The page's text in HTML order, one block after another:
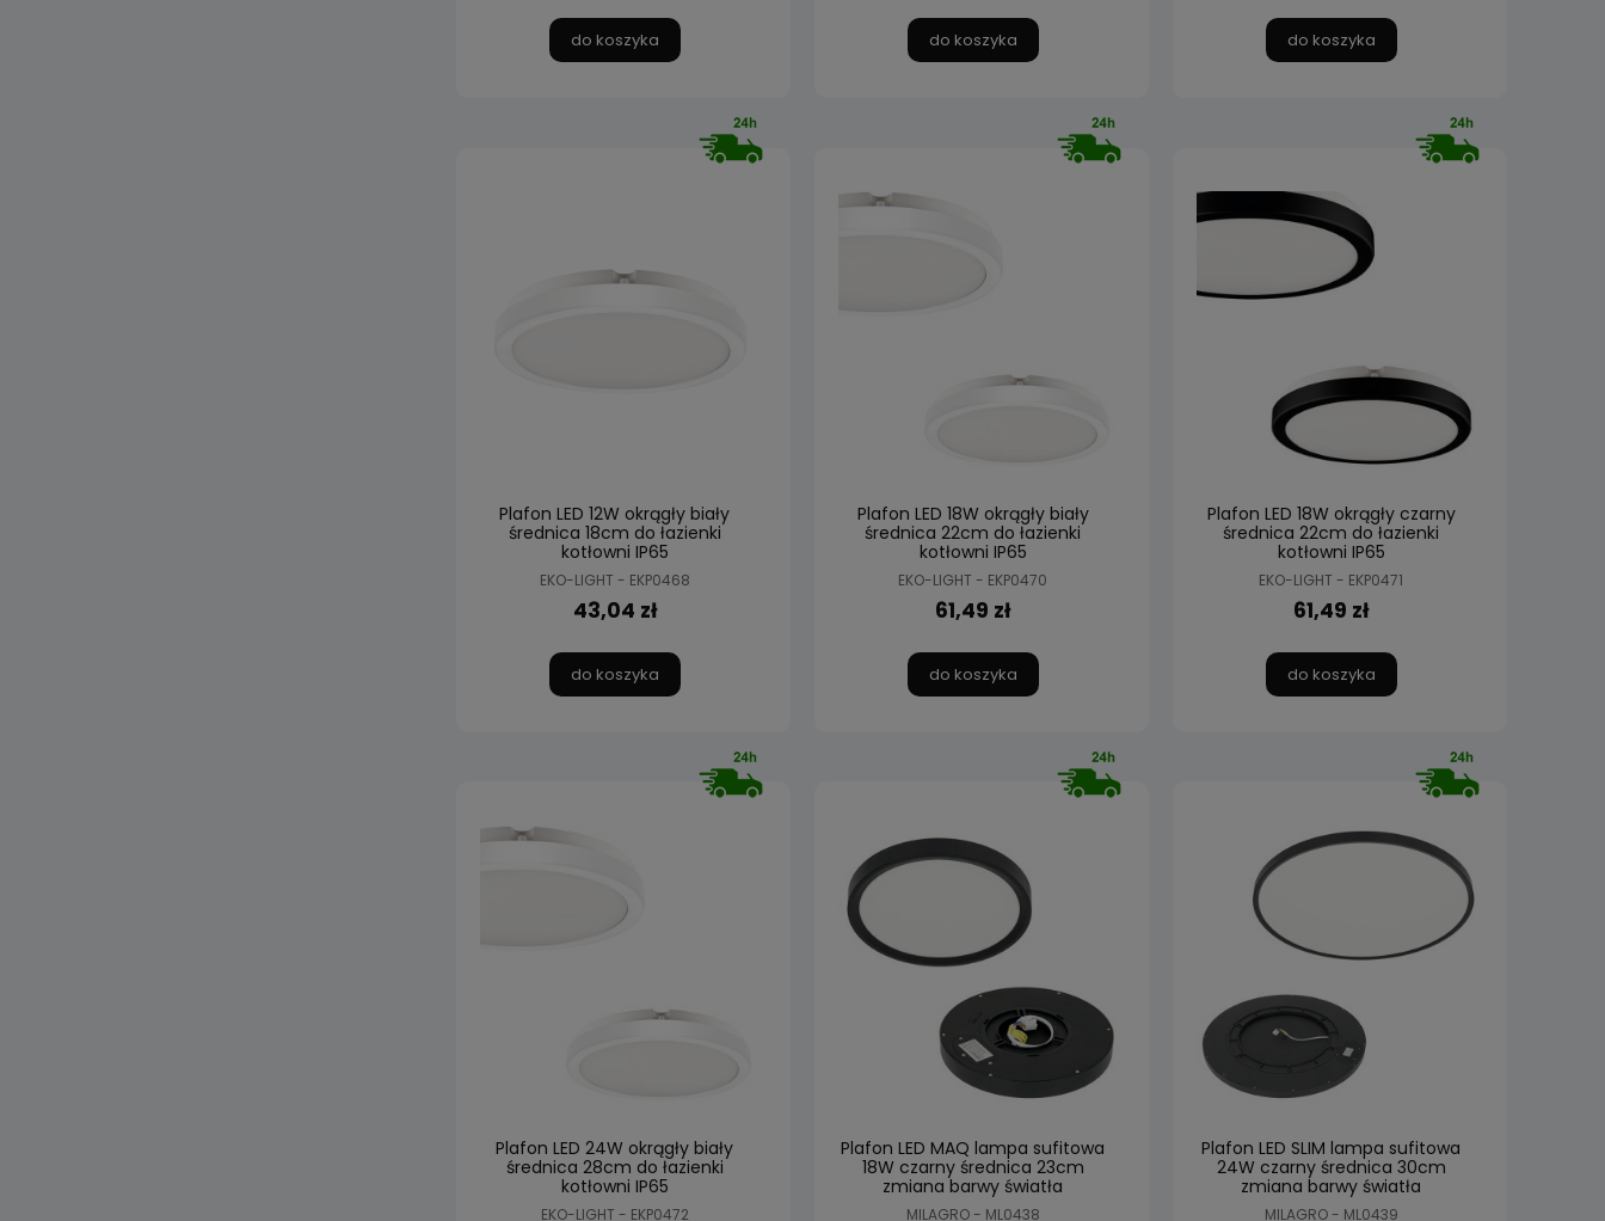
do koszyka do koszyka do koszyka
Plafon LED 12W okrągły biały
średnica 18cm do łazienki
kotłowni IP65
EKO-LIGHT - EKP0468
43,04 zł
do koszyka
Plafon LED 18W okrągły biały
średnica 22cm do łazienki
kotłowni IP65
EKO-LIGHT - EKP0470
61,49 zł
do koszyka
Plafon LED 18W okrągły czarny
średnica 22cm do łazienki
kotłowni IP65
EKO-LIGHT - EKP0471
61,49 zł
do koszyka
Plafon LED 24W okrągły biały
średnica 28cm do łazienki
kotłowni IP65
EKO-LIGHT - EKP0472
Plafon LED MAQ lampa sufitowa
18W czarny średnica 23cm
zmiana barwy światła
MILAGRO - ML0438
Plafon LED SLIM lampa sufitowa
24W czarny średnica 30cm
zmiana barwy światła
MILAGRO - ML0439